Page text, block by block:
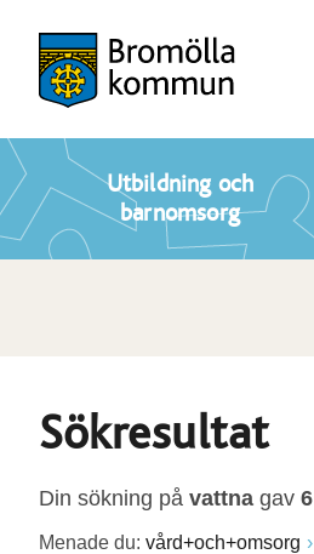
Utbildning och
barnomsorg
Sökresultat
Din sökning på vattna gav 6
Menade du: vård+och+omsorg